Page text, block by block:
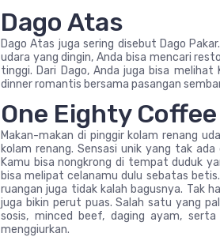
Dago Atas
Dago Atas juga sering disebut Dago
udara yang dingin, Anda bisa mencari
tinggi. Dari Dago, Anda juga bisa
dinner romantis bersama pasangan
One Eighty
Makan-makan di pinggir kolam renang
kolam renang. Sensasi unik yang tak
Kamu bisa nongkrong di tempat duduk
bisa melipat celanamu dulu sebatas
ruangan juga tidak kalah bagusnya. Tak
juga bikin perut puas. Salah satu yang
sosis, minced beef, daging ayam,
menggiurkan.